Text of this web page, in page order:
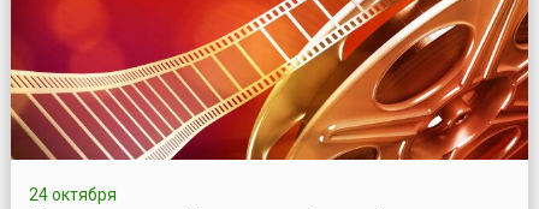
24 октября